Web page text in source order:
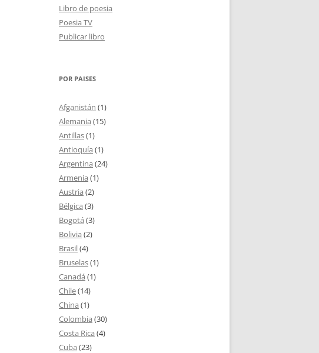
Libro de poesia
Poesia TV
Publicar libro
POR PAISES
Afganistán (1)
Alemania (15)
Antillas(1)
Antioquía (1)
Argentina (24)
Armenia (1)
Austria (2)
Bélgica (3)
Bogotá (3)
Bolivia (2)
Brasil(4)
Bruselas(1)
Canadá (1)
Chile(14)
China (1)
Colombia (30)
Costa Rica (4)
Cuba (23)